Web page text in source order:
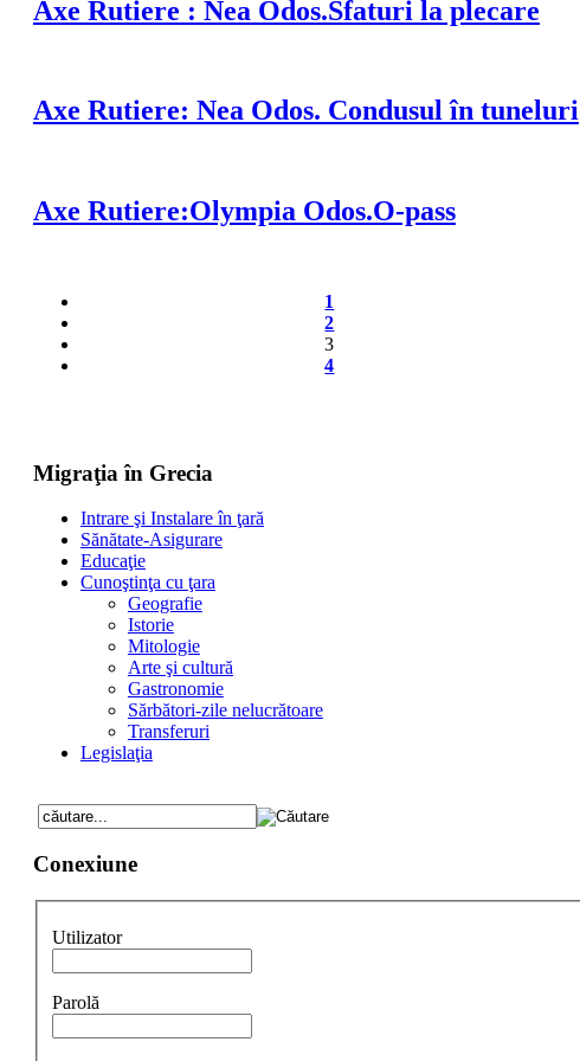
Axe Rutiere : Nea Odos.Sfaturi la plecare
Axe Rutiere: Nea Odos. Condusul în tuneluri
Axe Rutiere:Olympia Odos.O-pass
1
2
3
4
Migraţia în Grecia
Intrare şi Instalare în ţară
Sănătate-Asigurare
Educaţie
Cunoştinţa cu ţara
Geografie
Istorie
Mitologie
Arte şi cultură
Gastronomie
Sărbători-zile nelucrătoare
Transferuri
Legislaţia
Conexiune
Utilizator
Parolă